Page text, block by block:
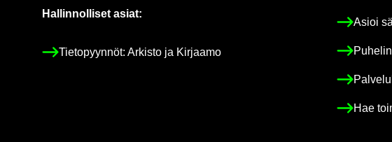
Hal­lin­nol­li­set asiat:
Tie­to­pyyn­nöt: Ar­kis­to ja Kir­jaa­mo
Asioi
Hae